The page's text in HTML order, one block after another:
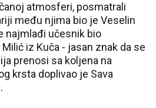
atmosferi, posmatrali
među njima bio je Veselin
najmlađi učesnik bio
iz Kuča - jasan znak da se
prenosi sa koljena na
krsta doplivao je Sava